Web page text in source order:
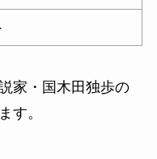
家・国木田独歩の
す。